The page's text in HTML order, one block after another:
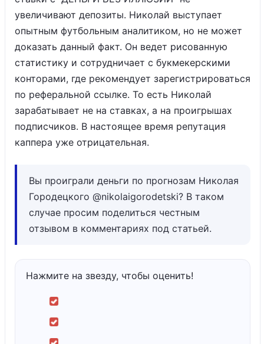
увеличивают депозиты. Николай выступает
опытным футбольным аналитиком, но не может
доказать данный факт. Он ведет рисованную
статистику и сотрудничает с букмекерскими
конторами, где рекомендует зарегистрироваться
по реферальной ссылке. То есть Николай
зарабатывает не на ставках, а на проигрышах
подписчиков. В настоящее время репутация
каппера уже отрицательная.
Вы проиграли деньги по прогнозам Николая
Городецкого @nikolaigorodetski? В таком
случае просим поделиться честным
отзывом в комментариях под статьей.
Нажмите на звезду, чтобы оценить!